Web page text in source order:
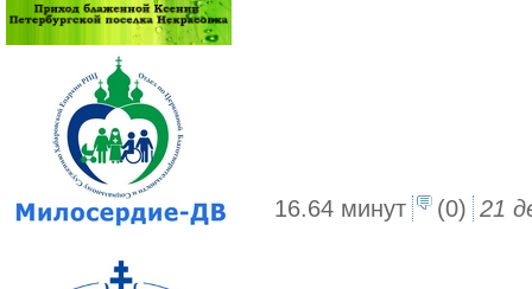
16.64 минут (0) 21